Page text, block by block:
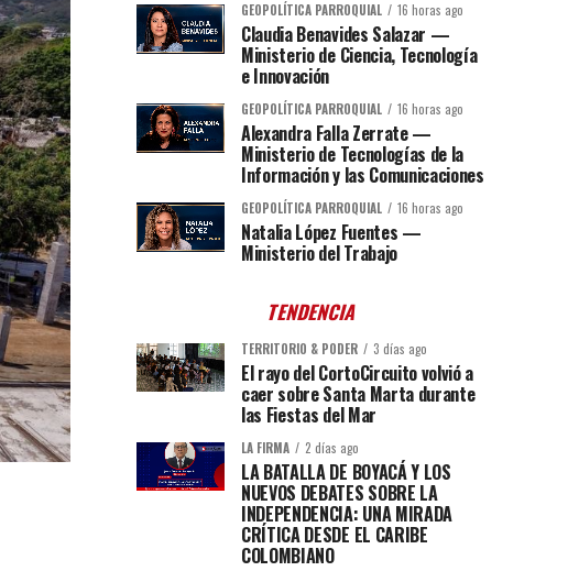
GEOPOLÍTICA PARROQUIAL 16 horas ago
Claudia Benavides Salazar —
Ministerio de Ciencia, Tecnología
e Innovación
GEOPOLÍTICA PARROQUIAL 16 horas ago
Alexandra Falla Zerrate —
Ministerio de Tecnologías de la
Información y las Comunicaciones
GEOPOLÍTICA PARROQUIAL 16 horas ago
Natalia López Fuentes —
Ministerio del Trabajo
TENDENCIA
TERRITORIO & PODER 3 días ago
El rayo del CortoCircuito volvió a
caer sobre Santa Marta durante
las Fiestas del Mar
LA FIRMA 2 días ago
LA BATALLA DE BOYACÁ Y LOS
NUEVOS DEBATES SOBRE LA
INDEPENDENCIA: UNA MIRADA
CRÍTICA DESDE EL CARIBE
COLOMBIANO